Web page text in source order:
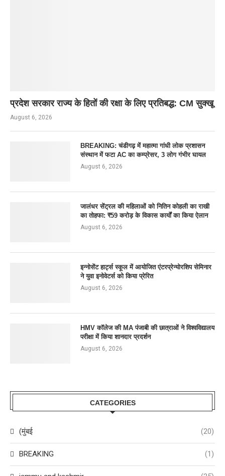
प्रदेश सरकार राज्य के हितों की रक्षा के लिए प्रतिबद्ध: CM सुक्खू
August 6, 2026
BREAKING: चंडीगढ़ में महात्मा गांधी लोक प्रशासन
संस्थान में फटा AC का कम्प्रेसर, 3 लोग गंभीर घायल
August 6, 2026
जालंधर सेंट्रल की महिलाओं को नितिन कोहली का राखी
का तोहफा: ₹59 करोड़ के विकास कार्यों का किया ऐलान
August 6, 2026
इन्नोसेंट हार्ट्स स्कूल में आयोजित एंटरप्रेन्योरशिप सेमिनार
ने युवा इनोवेटर्स को किया प्रेरित
August 6, 2026
HMV कॉलेज की MA पंजाबी की छात्राओं ने विश्वविद्यालय
परीक्षा में किया शानदार प्रदर्शन
August 6, 2026
CATEGORIES
(मुंबई (20)
BREAKING (1)